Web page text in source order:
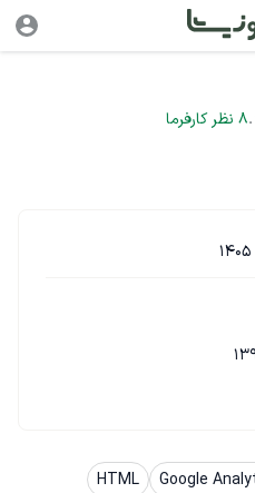
.
8 نظر کارفرما
Google
HTML